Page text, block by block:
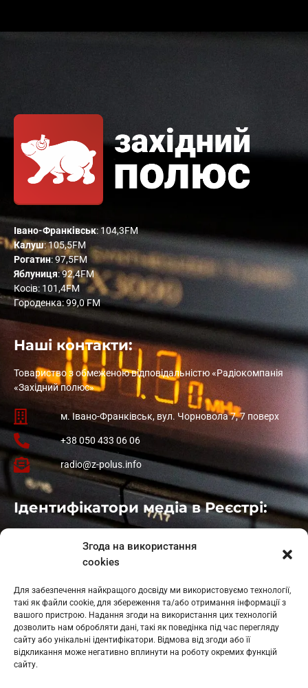
Згода на використання
cookies
Для забезпечення найкращого досвіду ми використовуємо технології,
такі як файли cookie, для збереження та/або отримання інформації з
вашого пристрою. Надання згоди на використання цих технологій
дозволить нам обробляти дані, такі як поведінка під час перегляду
сайту або унікальні ідентифікатори. Відмова від згоди або її
відкликання може негативно вплинути на роботу окремих функцій
сайту.
Івано-Франківськ: 104,3FM
Калуш: 105,5FM
Рогатин: 97,5FM
Яблуниця: 92,4FM
Косів: 101,4FM
Городенка: 99,0 FM
Наші контакти:
Товариство з обмеженою відповідальністю «Радіокомпанія
«Західний полюс»
м. Івано-Франківськ, вул. Чорновола 7, 7 поверх
+38 050 433 06 06
radio@z-polus.info
Ідентифікатори медіа в Реєстрі:
: L11-01410
: L11-01801
Косів: L11-01805
Гарасимів: L11-02274